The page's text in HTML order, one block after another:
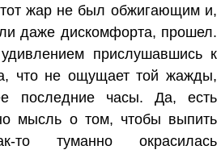
жар не был обжигающим и,
даже дискомфорта, прошел.
прислушавшись к
что не ощущает той жажды,
последние часы. Да, есть
мысль о том, чтобы выпить
то туманно окрасилась